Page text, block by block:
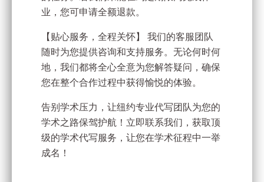
业，您可申请全额退款。
【贴心服务，全程关怀】 我们的客服团队
随时为您提供咨询和支持服务。无论何时何
地，我们都将全心全意为您解答疑问，确保
您在整个合作过程中获得愉悦的体验。
告别学术压力，让纽约专业代写团队为您的
学术之路保驾护航！立即联系我们，获取顶
级的学术代写服务，让您在学术征程中一举
成名！